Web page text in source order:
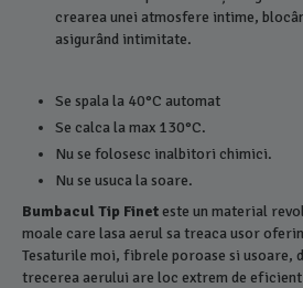
crearea unei atmosfere intime,
asigurând intimitate.
Se spala la 40°C automat
Se calca la max 130°C.
Nu se folosesc inalbitori chimici.
Nu se usuca la soare.
Bumbacul Tip Fineteste un material
moale care lasa aerul sa treaca usor
Tesaturile moi, fibrele poroase si usoare,
trecerea aerului are loc extrem de